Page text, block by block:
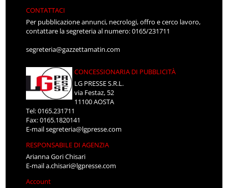
CONTATTACI
Per pubblicazione annunci, necrologi, offro e cerco lavoro,
contattare la segreteria al numero: 0165/231711
segreteria@gazzettamatin.com
CONCESSIONARIA DI PUBBLICITÀ
LG PRESSE S.R.L.
via Festaz, 52
11100 AOSTA
Tel: 0165.231711
Fax: 0165.1820141
E-mailsegreteria@lgpresse.com
RESPONSABILE DI AGENZIA
Arianna Gori Chisari
E-maila.chisari@lgpresse.com
Account